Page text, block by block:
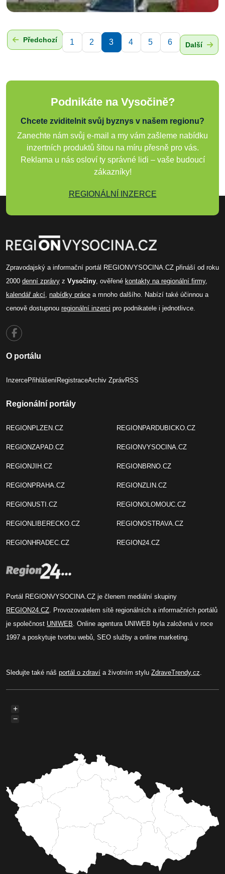
Předchozí 1 2 3 4 5 6 Další
Podnikáte na Vysočině?
Chcete zviditelnit svůj byznys v našem regionu?
Zanechte nám svůj e-mail a my vám zašleme nabídku
inzertních produktů šitou na míru přesně pro vás.
Reklama u nás osloví ty správné lidi – vaše budoucí
zákazníky!
REGIONÁLNÍ INZERCE
Zpravodajský a informační portál REGIONVYSOCINA.CZ přináší od roku
2000 denní zprávy z Vysočiny , ověřené kontakty na regionální firmy,
kalendář akcí nabídky práce a mnoho dalšího. Nabízí také účinnou a
cenově dostupnou regionální inzerci pro podnikatele i jednotlivce.
O portálu
InzercePřihlášeníRegistraceArchiv ZprávRSS
Regionální portály
REGIONPLZEN.CZ
REGIONZAPAD.CZ
REGIONJIH.CZ
REGIONPRAHA.CZ
REGIONUSTI.CZ
REGIONLIBERECKO.CZ
REGIONHRADEC.CZ
REGIONPARDUBICKO.CZ
REGIONVYSOCINA.CZ
REGIONBRNO.CZ
REGIONZLIN.CZ
REGIONOLOMOUC.CZ
REGIONOSTRAVA.CZ
REGION24.CZ
Portál REGIONVYSOCINA.CZ je členem mediální skupiny
REGION24.CZ . Provozovatelem sítě regionálních a informačních portálů
je společnost UNIWEB . Online agentura UNIWEB byla založená v roce
1997 a poskytuje tvorbu webů, SEO služby a online marketing.
Sledujte také náš portál o zdraví a životním stylu ZdraveTrendy.cz
+
−